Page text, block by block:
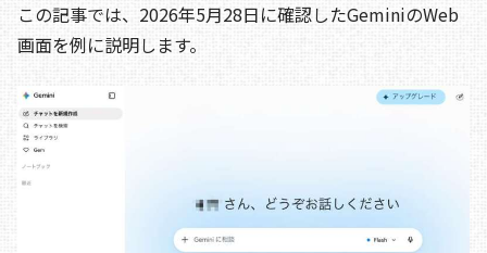
この記事では、2026年5月28日に確認したGeminiのWeb
画面を例に説明します。